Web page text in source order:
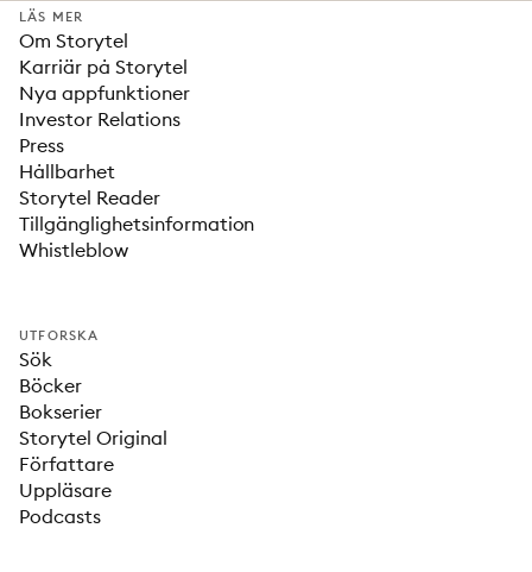
LÄS MER
Om Storytel
Karriär på Storytel
Nya appfunktioner
Investor Relations
Press
Hållbarhet
Storytel Reader
Tillgänglighetsinformation
Whistleblow
UTFORSKA
Sök
Böcker
Bokserier
Storytel Original
Författare
Uppläsare
Podcasts